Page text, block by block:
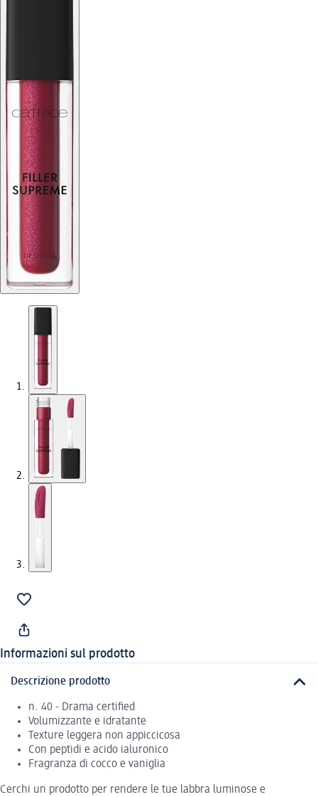
Informazioni sul prodotto
Descrizione prodotto
n. 40 - Drama certified
Volumizzante e idratante
Texture leggera non appiccicosa
Con peptidi e acido ialuronico
Fragranza di cocco e vaniglia
Cerchi un prodotto per rendere le tue labbra luminose e